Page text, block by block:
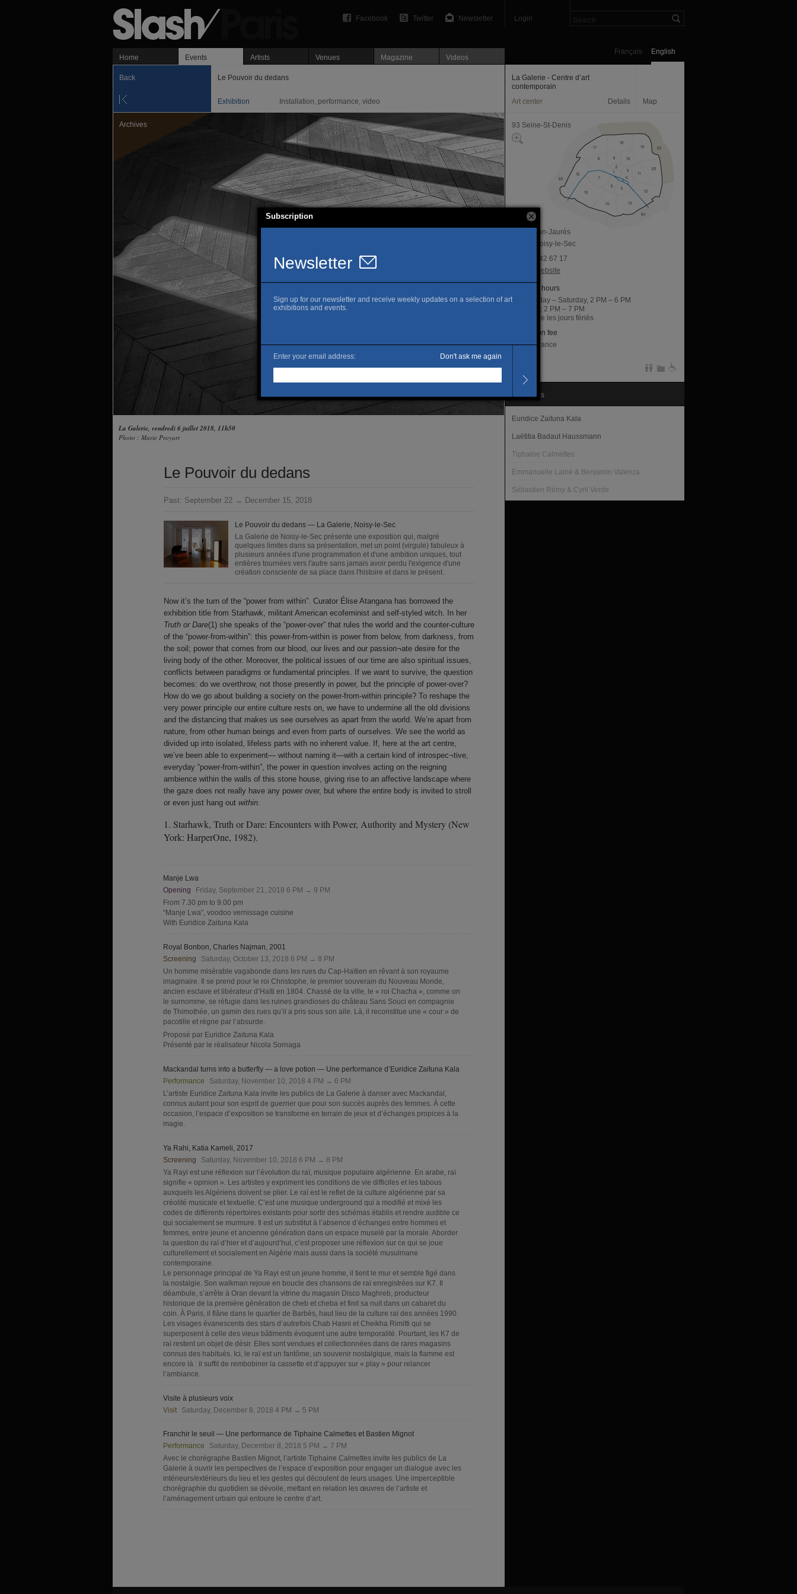
Login
Newsletter
Twitter
Facebook
English
Français
Home Events Artists Venues Magazine Videos
Back Le Pouvoir du dedans
Exhibition Installation, performance, video
Archives
La Galerie, vendredi 6 juillet 2018, 11h50
Photo : Marie Proyart
Le Pouvoir du dedans
Past: September 22 → December 15, 2018
Le Pouvoir du dedans — La Galerie, Noisy-le-Sec
La Galerie de Noisy-le-Sec présente une exposition qui, malgré
quelques limites dans sa présentation, met un point (virgule) fabuleux à
plusieurs années d'une programmation et d'une ambition uniques, tout
entières tournées vers l'autre sans jamais avoir perdu l'exigence d'une
création consciente de sa place dans l'histoire et dans le présent.
Now it’s the turn of the “power from within”. Curator Élise Atangana has borrowed the
exhibition title from Starhawk, militant American ecofeminist and self-styled witch. In her
Truth or Dare(1) she speaks of the “power-over” that rules the world and the counter-culture
of the “power-from-within”: this power-from-within is power from below, from darkness, from
the soil; power that comes from our blood, our lives and our passion¬ate desire for the
living body of the other. Moreover, the political issues of our time are also spiritual issues,
conflicts between paradigms or fundamental principles. If we want to survive, the question
becomes: do we overthrow, not those presently in power, but the principle of power-over?
How do we go about building a society on the power-from-within principle? To reshape the
very power principle our entire culture rests on, we have to undermine all the old divisions
and the distancing that makes us see ourselves as apart from the world. We’re apart from
nature, from other human beings and even from parts of ourselves. We see the world as
divided up into isolated, lifeless parts with no inherent value. If, here at the art centre,
we’ve been able to experiment— without naming it—with a certain kind of introspec¬tive,
everyday “power-from-within”, the power in question involves acting on the reigning
ambience within the walls of this stone house, giving rise to an affective landscape where
the gaze does not really have any power over, but where the entire body is invited to stroll
or even just hang out within.
1. Starhawk, Truth or Dare: Encounters with Power, Authority and Mystery (New
York: HarperOne, 1982).
Manje Lwa
Opening
Friday, September 21, 2018 6 PM → 9 PM
From 7.30 pm to 9.00 pm
“Manje Lwa”, voodoo vernissage cuisine
With Euridice Zaituna Kala
Royal Bonbon, Charles Najman, 2001
Screening
Saturday, October 13, 2018 6 PM → 8 PM
Un homme misérable vagabonde dans les rues du Cap-Haïtien en rêvant à son royaume
imaginaire. Il se prend pour le roi Christophe, le premier souverain du Nouveau Monde,
ancien esclave et libérateur d’Haïti en 1804. Chassé de la ville, le « roi Chacha », comme on
le surnomme, se réfugie dans les ruines grandioses du château Sans Souci en compagnie
de Thimothée, un gamin des rues qu’il a pris sous son aile. Là, il reconstitue une « cour » de
pacotille et règne par l’absurde.
Proposé par Euridice Zaituna Kala
Présenté par le réalisateur Nicola Sornaga
Mackandal turns into a butterfly — a love potion — Une performance d’Euridice Zaituna Kala
Performance
Saturday, November 10, 2018 4 PM → 6 PM
L’artiste Euridice Zaituna Kala invite les publics de La Galerie à danser avec Mackandal,
connus autant pour son esprit de guerrier que pour son succès auprès des femmes. À cette
occasion, l’espace d’exposition se transforme en terrain de jeux et d’échanges propices à la
magie.
Ya Rahi, Katia Kameli, 2017
Screening
Saturday, November 10, 2018 6 PM → 8 PM
Ya Rayi est une réflexion sur l’évolution du raï, musique populaire algérienne. En arabe, raï
signifie « opinion ». Les artistes y expriment les conditions de vie difficiles et les tabous
auxquels les Algériens doivent se plier. Le raï est le reflet de la culture algérienne par sa
créolité musicale et textuelle. C’est une musique underground qui a modifié et mixé les
codes de différents répertoires existants pour sortir des schémas établis et rendre audible ce
qui socialement se murmure. Il est un substitut à l’absence d’échanges entre hommes et
femmes, entre jeune et ancienne génération dans un espace muselé par la morale. Aborder
la question du raï d’hier et d’aujourd’hui, c’est proposer une réflexion sur ce qui se joue
culturellement et socialement en Algérie mais aussi dans la société musulmane
contemporaine.
Le personnage principal de Ya Rayi est un jeune homme, il tient le mur et semble figé dans
la nostalgie. Son walkman rejoue en boucle des chansons de raï enregistrées sur K7. Il
déambule, s’arrête à Oran devant la vitrine du magasin Disco Maghreb, producteur
historique de la première génération de cheb et cheba et finit sa nuit dans un cabaret du
coin. À Paris, il flâne dans le quartier de Barbès, haut lieu de la culture raï des années 1990.
Les visages évanescents des stars d’autrefois Chab Hasni et Cheikha Rimitti qui se
superposent à celle des vieux bâtiments évoquent une autre temporalité. Pourtant, les K7 de
raï restent un objet de désir. Elles sont vendues et collectionnées dans de rares magasins
connus des habitués. Ici, le raï est un fantôme, un souvenir nostalgique, mais la flamme est
encore là : il suffit de rembobiner la cassette et d’appuyer sur « play » pour relancer
l’ambiance.
Visite à plusieurs voix
Visit
Saturday, December 8, 2018 4 PM → 5 PM
Franchir le seuil — Une performance de Tiphaine Calmettes et Bastien Mignot
Performance
Saturday, December 8, 2018 5 PM → 7 PM
Avec le chorégraphe Bastien Mignot, l’artiste Tiphaine Calmettes invite les publics de La
Galerie à ouvrir les perspectives de l’espace d’exposition pour engager un dialogue avec les
intérieurs/extérieurs du lieu et les gestes qui découlent de leurs usages. Une imperceptible
chorégraphie du quotidien se dévoile, mettant en relation les œuvres de l’artiste et
l’aménagement urbain qui entoure le centre d’art.
La Galerie - Centre d’art
contemporain
Art center
Details Map
93 Seine-St-Denis
1 rue Jean-Jaurès
93130 Noisy-le-Sec
T. 01 49 42 67 17
Official website
Opening hours
Wednesday – Saturday, 2 PM – 6 PM
Saturday, 2 PM – 7 PM
Fermeture les jours fériés
Admission fee
Free entrance
The artists
Euridice Zaituna Kala
Laëtitia Badaut Haussmann
Tiphaine Calmettes
Emmanuelle Lainé & Benjamin Valenza
Sébastien Rémy & Cyril Verde
Subscription